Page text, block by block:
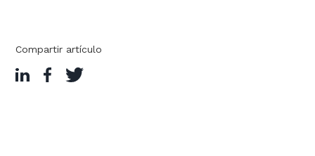
Compartir artículo